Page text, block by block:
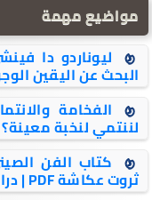
مواضيع مهمة
ليوناردو دا
البحث عن اليقين
الفخامة
لننتمي لنخبة معينة؟
كتاب الفن
ثروت عكاشة PDF | دراسة في تطور الفن الصيني